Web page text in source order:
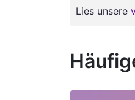
Lies unsere